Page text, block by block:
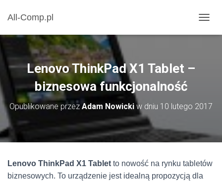
All-Comp.pl
R
A
G
J
Lenovo ThinkPad X1 Tablet –
biznesowa funkcjonalność
Opublikowane przez Adam Nowicki w dniu 10 lutego 2017
Lenovo ThinkPad X1 Tablet to nowość na rynku tabletów
biznesowych. To urządzenie jest idealną propozycją dla